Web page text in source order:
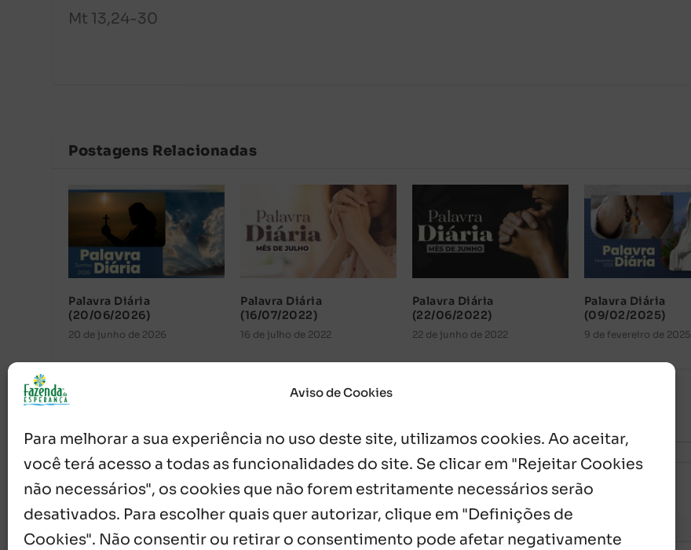
Aviso de Cookies
Para melhorar a sua experiência no uso deste site, utilizamos cookies. Ao aceitar,
você terá acesso a todas as funcionalidades do site. Se clicar em "Rejeitar Cookies
não necessários", os cookies que não forem estritamente necessários serão
desativados. Para escolher quais quer autorizar, clique em "Definições de
Cookies". Não consentir ou retirar o consentimento pode afetar negativamente
Mt 13,24-30
Postagens Relacionadas
Palavra Diária
(20/06/2026)
20 de junho de 2026
Palavra Diária
(16/07/2022)
16 de julho de 2022
Palavra Diária
(22/06/2022)
22 de junho de 2022
Palavra Diária
(09/02/2025)
9 de fevereiro de 2025